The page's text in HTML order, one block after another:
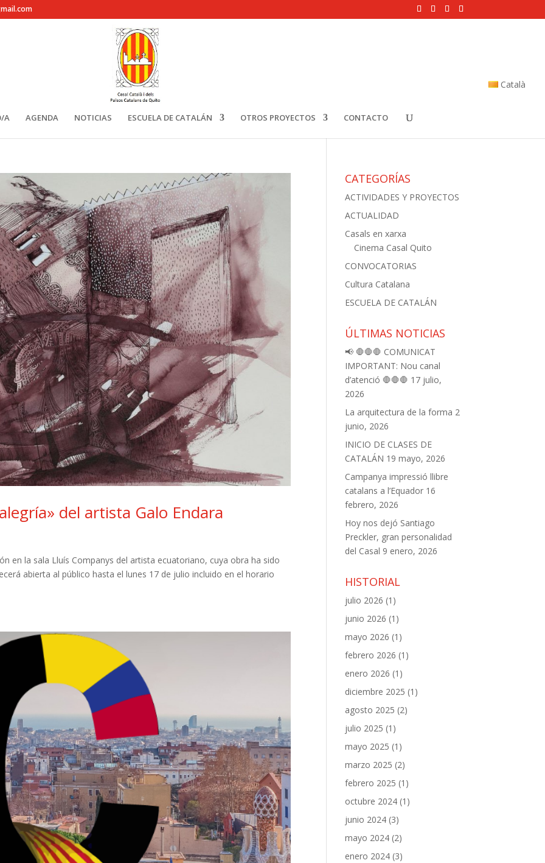
A AGENDA NOTICIAS ESCUELA DE CATALÁN OTROS PROYECTOS CONTACTO
Català
del artista Galo Endara
en la sala Lluís Companys del artista ecuatoriano, cuya obra ha sido
abierta al público hasta el lunes 17 de julio incluido en el horario
CATEGORÍAS
ACTIVIDADES Y PROYECTOS
ACTUALIDAD
Casals en xarxa
Cinema Casal Quito
CONVOCATORIAS
Cultura Catalana
ESCUELA DE CATALÁN
ÚLTIMAS NOTICIAS
📢 🛑🛑🛑 COMUNICAT
IMPORTANT: Nou canal
d’atenció 🛑🛑🛑 17 julio,
2026
La arquitectura de la forma 2
junio, 2026
INICIO DE CLASES DE
CATALÁN 19 mayo, 2026
Campanya impressió llibre
catalans a l’Equador 16
febrero, 2026
Hoy nos dejó Santiago
Preckler, gran personalidad
del Casal 9 enero, 2026
HISTORIAL
julio 2026 (1)
junio 2026 (1)
mayo 2026 (1)
febrero 2026 (1)
enero 2026 (1)
diciembre 2025 (1)
agosto 2025 (2)
julio 2025 (1)
mayo 2025 (1)
marzo 2025 (2)
febrero 2025 (1)
octubre 2024 (1)
junio 2024 (3)
mayo 2024 (2)
enero 2024 (3)